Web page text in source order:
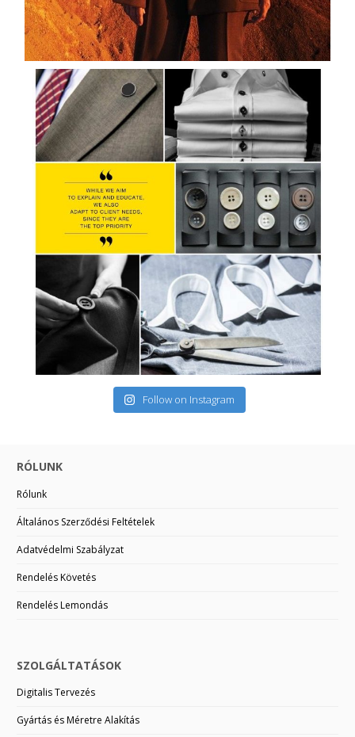
Follow on Instagram
RÓLUNK
Rólunk
Általános Szerződési Feltételek
Adatvédelmi Szabályzat
Rendelés Követés
Rendelés Lemondás
SZOLGÁLTATÁSOK
Digitalis Tervezés
Gyártás és Méretre Alakítás